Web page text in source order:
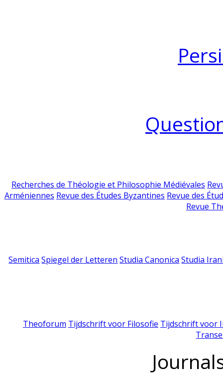
Recherches de Théologie et Philosophie Médiévales
Arméniennes Revue des Études Byzantines Revue des
Revue
Semitica Spiegel der Letteren Studia Canonica Studia
Theoforum Tijdschrift voor Filosofie Tijdschrift voor